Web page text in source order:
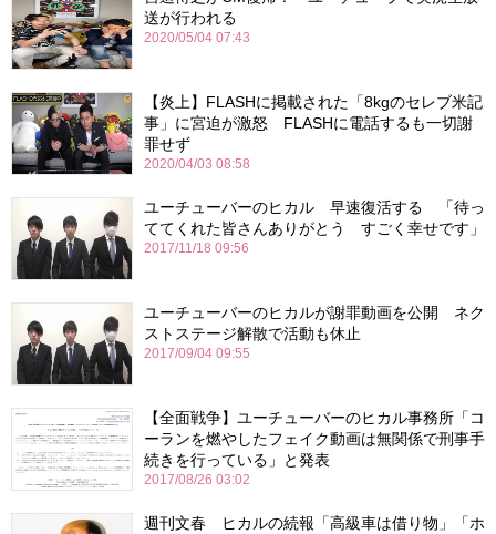
送が行われる
2020/05/04 07:43
【炎上】FLASHに掲載された「8kgのセレブ米記
事」に宮迫が激怒 FLASHに電話するも一切謝
罪せず
2020/04/03 08:58
ユーチューバーのヒカル 早速復活する 「待っ
ててくれた皆さんありがとう すごく幸せです」
2017/11/18 09:56
ユーチューバーのヒカルが謝罪動画を公開 ネク
ストステージ解散で活動も休止
2017/09/04 09:55
【全面戦争】ユーチューバーのヒカル事務所「コ
ーランを燃やしたフェイク動画は無関係で刑事手
続きを行っている」と発表
2017/08/26 03:02
週刊文春 ヒカルの続報「高級車は借り物」「ホ